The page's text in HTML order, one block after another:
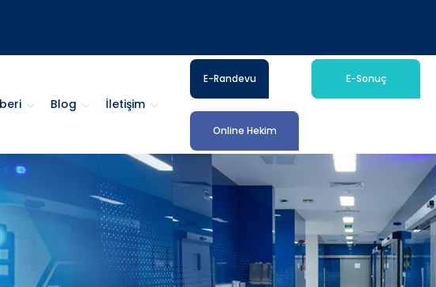
Blog İletişim
E-Randevu E-Sonuç
Online Hekim